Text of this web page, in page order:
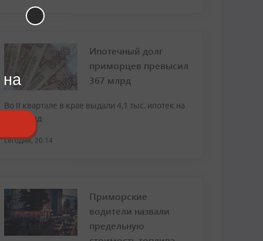
Ипотечный долг
приморцев превысил
367 млрд
Во II квартале в крае выдали 4,1 тыс. ипотек на
20,8 млрд
сегодня, 20:14
Приморские
водители назвали
предельную